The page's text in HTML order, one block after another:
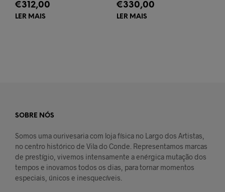
€312,00
LER MAIS
€330,00
LER MAIS
SOBRE NÓS
Somos uma ourivesaria com loja física no Largo dos Artistas,
no centro histórico de Vila do Conde. Representamos marcas
de prestígio, vivemos intensamente a enérgica mutação dos
tempos e inovamos todos os dias, para tornar momentos
especiais, únicos e inesquecíveis.